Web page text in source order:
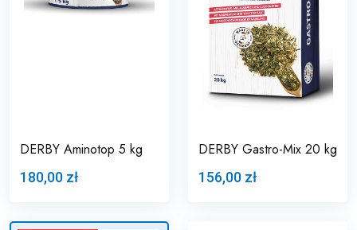
DERBY Aminotop 5 kg
180,00 zł
DERBY Gastro-Mix 20 kg
156,00 zł